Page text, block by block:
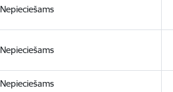
Nepieciešams
Nepieciešams
Nepieciešams